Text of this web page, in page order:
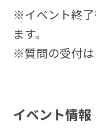
※イベント終了
ます。
※質問の受付は
イベント情報